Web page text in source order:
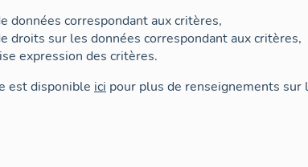
données correspondant aux critères,
droits sur les données correspondant aux critères,
expression des critères.
est disponible ici pour plus de renseignements